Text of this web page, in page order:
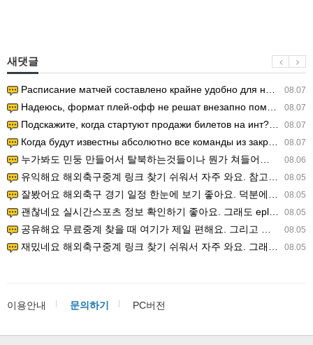
새댓글
08.07
Расписание матчей составлено крайне удобно для нашего часово…
08.07
Надеюсь, формат плей-офф не решат внезапно поменять. https:/…
08.07
Подскажите, когда стартуют продажи билетов на инт? https://g…
08.07
Когда будут известны абсолютно все команды из закрытых квали…
08.06
누가봐도 민둥 만들어서 탈북하는것들이나 뭔가 쳐들어오는 낌새를 미리 알아차리기 위함이지 저걸 전쟁준비라고 하…
08.05
유익해요 해외축구중계 링크 찾기 쉬워서 자주 와요. 참고로 무료스포츠중계 정보 확인할 때 출처 꼭 체크해요.…
08.05
잘봤어요 해외축구 경기 일정 한눈에 보기 좋아요. 덕분에 epl중계 볼 때 공식 중계 채널 먼저 찾아봐요. …
08.05
괜찮네요 실시간스포츠 정보 확인하기 좋아요. 그래도 epl중계 볼 때 공식 중계 채널 먼저 찾아봐요. 북마크…
08.05
공유해요 무료중계 찾을 때 여기가 제일 편해요. 그리고 무료스포츠중계 정보 확인할 때 출처 꼭 체크해요. 앞…
08.05
재밌네요 해외축구중계 링크 찾기 쉬워서 자주 와요. 그래서 해외축구중계도 정식 서비스로 봐야 안전해요. 다음…
이용안내 문의하기 PC버전